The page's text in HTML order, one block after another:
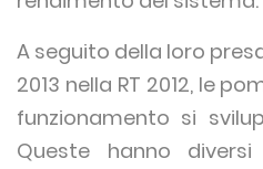
A seguito della loro
2013 nella RT 2012, le
funzionamento si
Queste hanno